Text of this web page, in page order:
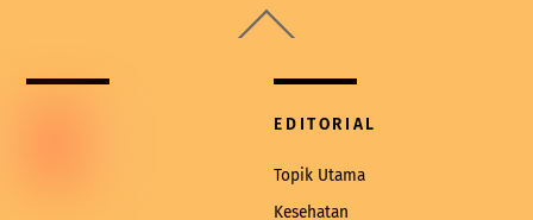
To
EDITORIAL
Topik Utama
Kesehatan